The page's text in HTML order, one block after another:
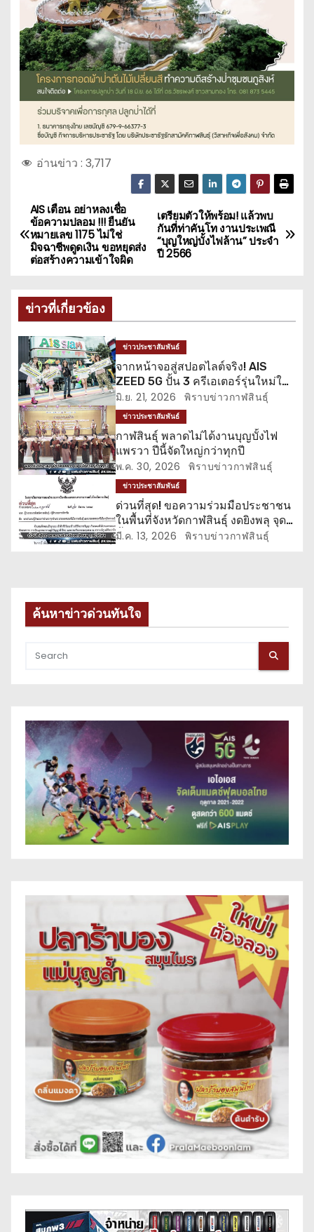
อ่านข่าว : 3,717
แ
น
แ
น
ว
เ
รื่
อ
ง
เตรียมตัวให้พร้อม! แล้วพบ
กันที่ท่าคันโท งานประเพณี
“บุญใหญ่บั้งไฟล้าน” ประจำ
ปี 2566
AIS เตือน อย่าหลงเชื่อ
ข้อความปลอม !!! ยืนยัน
หมายเลข 1175 ไม่ใช่
มิจฉาชีพดูดเงิน ขอหยุดส่ง
ต่อสร้างความเข้าใจผิด
ข่าวที่เกี่ยวข้อง
ข่าวประชาสัมพันธ์
จากหน้าจอสู่สปอตไลต์จริง! AIS
ZEED 5G ปั้น 3 ครีเอเตอร์รุ่นใหม่ให้
แจ้งเกิด
มิ.ย. 21, 2026 พิราบข่าวกาฬสินธุ์
ข่าวประชาสัมพันธ์
กาฬสินธุ์ พลาดไม่ได้งานบุญบั้งไฟ
แพรวา ปีนี้จัดใหญ่กว่าทุกปี
พ.ค. 30, 2026 พิราบข่าวกาฬสินธุ์
ข่าวประชาสัมพันธ์
ด่วนที่สุด! ขอความร่วมมือประชาชน
ในพื้นที่จังหวัดกาฬสินธุ์ งดยิงพลุ จุด
บั้งไฟ ปล่อยโคมลอย
มี.ค. 13, 2026 พิราบข่าวกาฬสินธุ์
ค้นหาข่าวด่วนทันใจ